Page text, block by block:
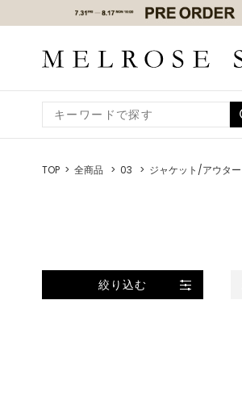
TOP 全商品 03 ジャケット/アウター
絞り込む